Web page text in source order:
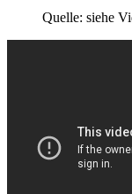
Quelle: siehe